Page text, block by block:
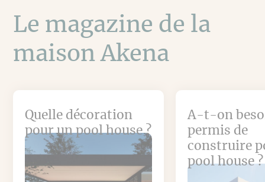
Le magazine de la
maison Akena
Quelle décoration
pour un pool house ?
A-t-on
permis de
construire
pool house ?